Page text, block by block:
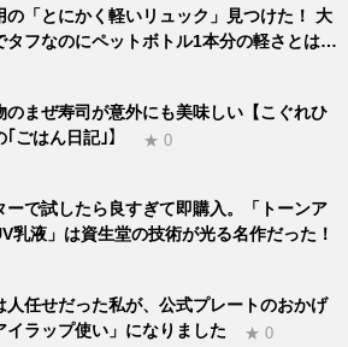
の「とにかく軽いリュック」見つけた！ 大
タフなのにペットボトル1本分の軽さとは…
のまぜ寿司が意外にも美味しい【こぐれひ
｢ごはん日記｣】
★ 0
ーで試したら良すぎて即購入。「トーンア
乳液」は資生堂の技術が光る名作だった！
人任せだった私が、公式プレートのおかげ
イラップ使い」になりました
★ 0